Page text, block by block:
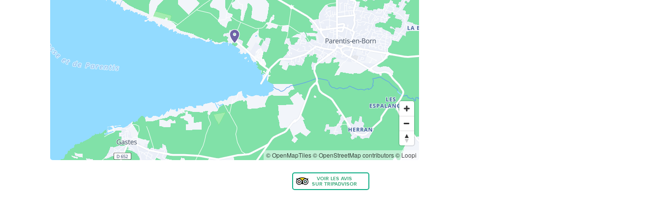
© OpenMapTiles© OpenStreetMap contributors© Loopi
VOIR LES AVIS
SUR TRIPADVISOR